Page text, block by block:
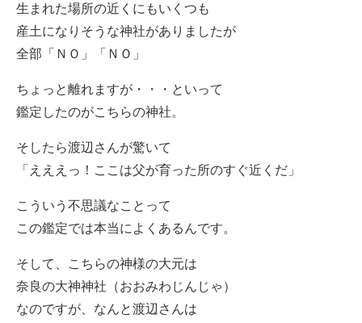
生まれた場所の近くにもいくつも
産土になりそうな神社がありましたが
全部「ＮＯ」「ＮＯ」
ちょっと離れますが・・・といって
鑑定したのがこちらの神社。
そしたら渡辺さんが驚いて
「えええっ！ここは父が育った所のすぐ近くだ」
こういう不思議なことって
この鑑定では本当によくあるんです。
そして、こちらの神様の大元は
奈良の大神神社（おおみわじんじゃ）
なのですが、なんと渡辺さんは